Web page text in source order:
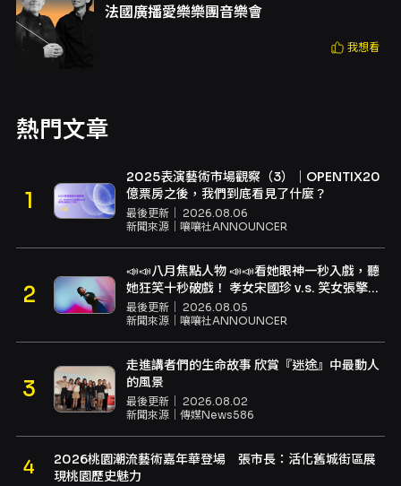
法國廣播愛樂樂團音樂會
我想看
熱門文章
2025表演藝術市場觀察（3）｜OPENTIX20
億票房之後，我們到底看見了什麼？
最後更新｜ 2026.08.06
新聞來源｜ 嚷嚷社ANNOUNCER
📣📣八月焦點人物 📣📣看她眼神一秒入戲，聽
她狂笑十秒破戲！ 孝女宋國珍 v.s. 笑女張擎
佳：本是同根生，相約壓車別太急
最後更新｜ 2026.08.05
新聞來源｜ 嚷嚷社ANNOUNCER
走進講者們的生命故事 欣賞『迷途』中最動人
的風景
最後更新｜ 2026.08.02
新聞來源｜ 傳媒News586
2026桃園潮流藝術嘉年華登場 張市長：活化舊城街區展
現桃園歷史魅力